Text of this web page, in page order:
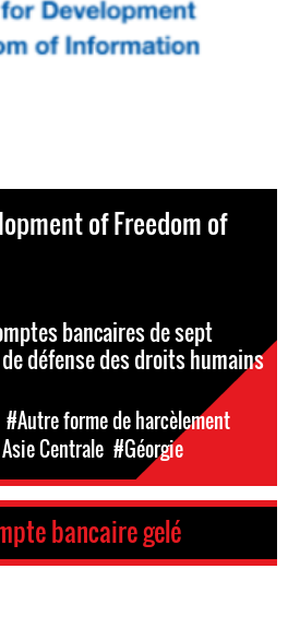
of Freedom of
bancaires de sept
défense des droits humains
#Autre forme de harcèlement
Centrale #Géorgie
bancaire gelé